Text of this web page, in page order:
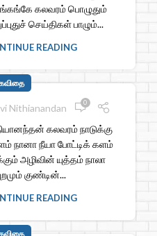
கலவரம் பொழுதும்
செய்திகள் பாழும்...
READING
Nithianandan 0
கலவரம் நாடுக்கு
நானா நீயா போட்டிக் களம்
அழிவின் யுத்தம் நாலா
குண்டின்...
READING